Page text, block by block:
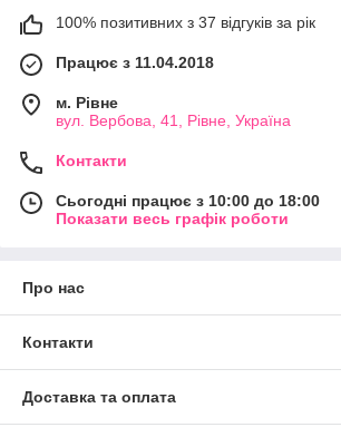
100% позитивних з 37 відгуків за рік
Працює з 11.04.2018
м. Рівне
вул. Вербова, 41, Рівне, Україна
Контакти
Сьогодні працює з 10:00 до 18:00
Показати весь графік роботи
Про нас
Контакти
Доставка та оплата